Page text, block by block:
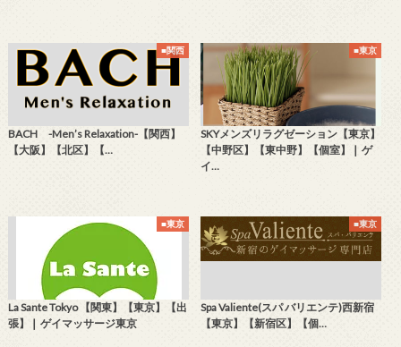
■関西
BACH -Men’s Relaxation-【関西】
【大阪】【北区】【…
■東京
SKYメンズリラグゼーション【東京】
【中野区】【東中野】【個室】❘ ゲ
イ…
■東京
La Sante Tokyo 【関東】【東京】【出
張】❘ ゲイマッサージ東京
■東京
Spa Valiente(スパ バリエンテ)西新宿
【東京】【新宿区】【個…